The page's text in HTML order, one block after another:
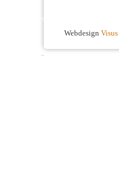
Webdesign Visus